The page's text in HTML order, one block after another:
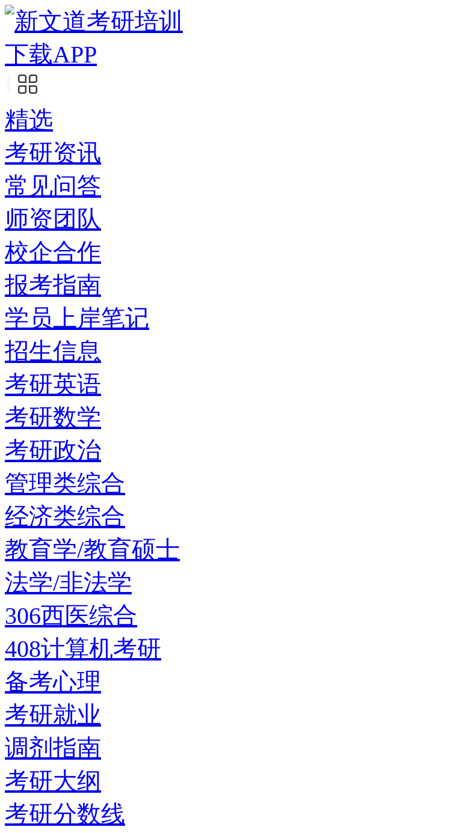
下载APP
精选
考研资讯
常见问答
师资团队
校企合作
报考指南
学员上岸笔记
招生信息
考研英语
考研数学
考研政治
管理类综合
经济类综合
教育学/教育硕士
法学/非法学
306西医综合
408计算机考研
备考心理
考研就业
调剂指南
考研大纲
考研分数线